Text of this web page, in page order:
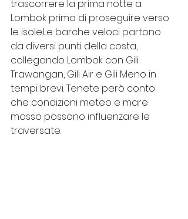
trascorrere la prima notte a
Lombok prima di proseguire verso
le isole.Le barche veloci partono
da diversi punti della costa,
collegando Lombok con Gili
Trawangan, Gili Air e Gili Meno in
tempi brevi. Tenete però conto
che condizioni meteo e mare
mosso possono influenzare le
traversate.